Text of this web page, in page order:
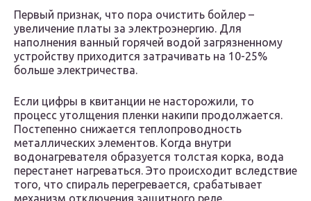
Первый признак, что пора очистить бойлер –
увеличение платы за электроэнергию. Для
наполнения ванный горячей водой загрязненному
устройству приходится затрачивать на 10-25%
больше электричества.
Если цифры в квитанции не насторожили, то
процесс утолщения пленки накипи продолжается.
Постепенно снижается теплопроводность
металлических элементов. Когда внутри
водонагревателя образуется толстая корка, вода
перестанет нагреваться. Это происходит вследствие
того, что спираль перегревается, срабатывает
механизм отключения защитного реле.